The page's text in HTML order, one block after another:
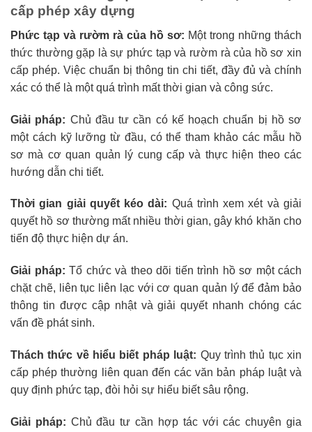
cấp phép xây dựng
Phức tạp và rườm rà của hồ sơ: Một trong những thách
thức thường gặp là sự phức tạp và rườm rà của hồ sơ xin
cấp phép. Việc chuẩn bị thông tin chi tiết, đầy đủ và chính
xác có thể là một quá trình mất thời gian và công sức.
Giải pháp: Chủ đầu tư cần có kế hoạch chuẩn bị hồ sơ
một cách kỹ lưỡng từ đầu, có thể tham khảo các mẫu hồ
sơ mà cơ quan quản lý cung cấp và thực hiện theo các
hướng dẫn chi tiết.
Thời gian giải quyết kéo dài: Quá trình xem xét và giải
quyết hồ sơ thường mất nhiều thời gian, gây khó khăn cho
tiến độ thực hiện dự án.
Giải pháp: Tổ chức và theo dõi tiến trình hồ sơ một cách
chặt chẽ, liên tục liên lạc với cơ quan quản lý để đảm bảo
thông tin được cập nhật và giải quyết nhanh chóng các
vấn đề phát sinh.
Thách thức về hiểu biết pháp luật: Quy trình thủ tục xin
cấp phép thường liên quan đến các văn bản pháp luật và
quy định phức tạp, đòi hỏi sự hiểu biết sâu rộng.
Giải pháp: Chủ đầu tư cần hợp tác với các chuyên gia